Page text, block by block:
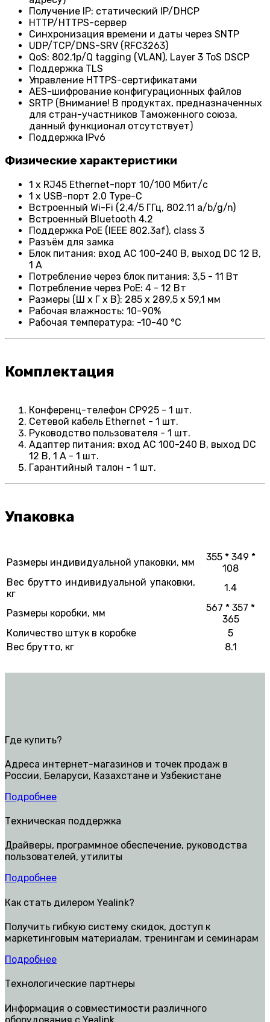
Получение IP: статический IP/DHCP
HTTP/HTTPS-сервер
Синхронизация времени и даты через SNTP
UDP/TCP/DNS-SRV (RFC3263)
QoS: 802.1p/Q tagging (VLAN), Layer 3 ToS DSCP
Поддержка TLS
Управление HTTPS-сертификатами
AES-шифрование конфигурационных файлов
SRTP (Внимание! В продуктах, предназначенных
для стран-участников Таможенного союза,
данный функционал отсутствует)
Поддержка IPv6
Физические характеристики
1 х RJ45 Ethernet-порт 10/100 Мбит/с
1 x USB-порт 2.0 Type-C
Встроенный Wi-Fi (2,4/5 ГГц, 802.11 a/b/g/n)
Встроенный Bluetooth 4.2
Поддержка PoE (IEEE 802.3af), class 3
Разъём для замка
Блок питания: вход AC 100-240 В, выход DC 12 В,
1 А
Потребление через блок питания: 3,5 - 11 Вт
Потребление через PoE: 4 - 12 Вт
Размеры (Ш x Г x В): 285 x 289,5 x 59,1 мм
Рабочая влажность: 10-90%
Рабочая температура: -10-40 °C
Комплектация
Конференц-телефон CP925 - 1 шт.
Сетевой кабель Ethernet - 1 шт.
Руководство пользователя - 1 шт.
Адаптер питания: вход AC 100-240 В, выход DC
12 В, 1 А - 1 шт.
Гарантийный талон - 1 шт.
Упаковка
Размеры индивидуальной упаковки, мм
355 * 349 *
108
Вес брутто индивидуальной упаковки,
кг
1.4
Размеры коробки, мм
567 * 357 *
365
Количество штук в коробке
5
Вес брутто, кг
8.1
Где купить?
Адреса интернет-магазинов и точек продаж в
России, Беларуси, Казахстане и Узбекистане
Подробнее
Техническая поддержка
Драйверы, программное обеспечение, руководства
пользователей, утилиты
Подробнее
Как стать дилером Yealink?
Получить гибкую систему скидок, доступ к
маркетинговым материалам, тренингам и семинарам
Подробнее
Технологические партнеры
Информация о совместимости различного
оборудования с Yealink